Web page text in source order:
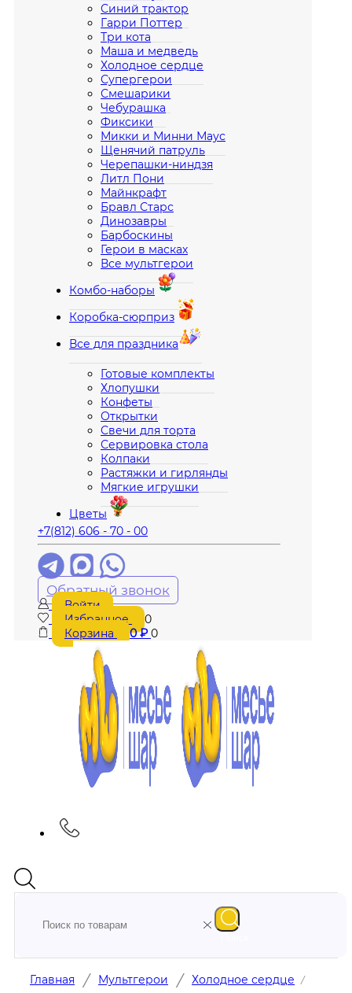
Синий трактор
Гарри Поттер
Три кота
Маша и медведь
Холодное сердце
Супергерои
Смешарики
Чебурашка
Фиксики
Микки и Минни Маус
Щенячий патруль
Черепашки-ниндзя
Литл Пони
Майнкрафт
Бравл Старс
Динозавры
Барбоскины
Герои в масках
Все мультгерои
Комбо-наборы
Коробка-сюрприз
Все для праздника
Готовые комплекты
Хлопушки
Конфеты
Открытки
Свечи для торта
Сервировка стола
Колпаки
Растяжки и гирлянды
Мягкие игрушки
Цветы
+7(812) 606 - 70 - 00
Обратный звонок
Войти
Избранное
0
Корзина
0₽ 0
Главная / Мультгерои / Холодное сердце /